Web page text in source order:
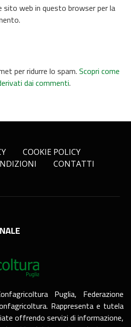
sito web in questo browser per la
per ridurre lo spam.Scopri come
dai commenti.
COOKIE POLICY
CONTATTI
Puglia, Federazione
Rappresenta e tutela
offrendo servizi di informazione,